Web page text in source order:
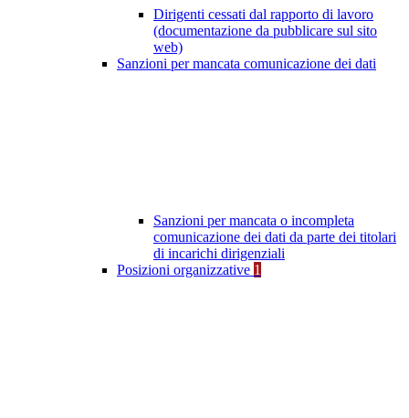
Dirigenti cessati dal rapporto di lavoro
(documentazione da pubblicare sul sito
web)
Sanzioni per mancata comunicazione dei dati
Sanzioni per mancata o incompleta
comunicazione dei dati da parte dei titolari
di incarichi dirigenziali
Posizioni organizzative 1